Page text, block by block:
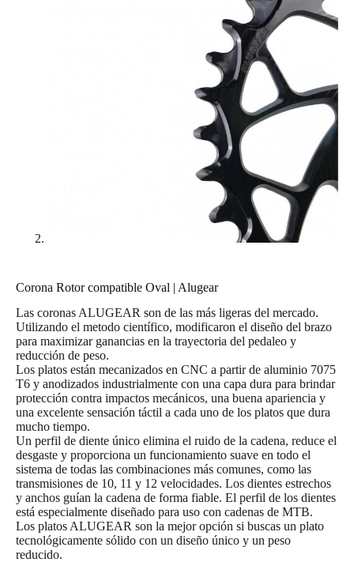
Corona Rotor compatible Oval | Alugear
Las coronas ALUGEAR son de las más ligeras del mercado.
Utilizando el metodo científico, modificaron el diseño del brazo
para maximizar ganancias en la trayectoria del pedaleo y
reducción de peso.
Los platos están mecanizados en CNC a partir de aluminio 7075
T6 y anodizados industrialmente con una capa dura para brindar
protección contra impactos mecánicos, una buena apariencia y
una excelente sensación táctil a cada uno de los platos que dura
mucho tiempo.
Un perfil de diente único elimina el ruido de la cadena, reduce el
desgaste y proporciona un funcionamiento suave en todo el
sistema de todas las combinaciones más comunes, como las
transmisiones de 10, 11 y 12 velocidades. Los dientes estrechos
y anchos guían la cadena de forma fiable. El perfil de los dientes
está especialmente diseñado para uso con cadenas de MTB.
Los platos ALUGEAR son la mejor opción si buscas un plato
tecnológicamente sólido con un diseño único y un peso
reducido.